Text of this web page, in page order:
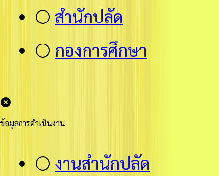
⚪ สำนักปลัด
⚪ กองการศึกษา
ข้อมูลการดำเนินงาน
⚪ งานสำนักปลัด